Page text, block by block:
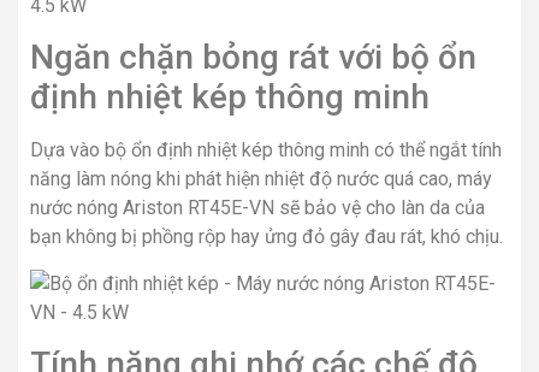
Ngăn chặn bỏng rát với bộ ổn
định nhiệt kép thông minh
Dựa vào bộ ổn định nhiệt kép thông minh có thể ngắt tính
năng làm nóng khi phát hiện nhiệt độ nước quá cao, máy
nước nóng Ariston RT45E-VN sẽ bảo vệ cho làn da của
bạn không bị phồng rộp hay ửng đỏ gây đau rát, khó chịu.